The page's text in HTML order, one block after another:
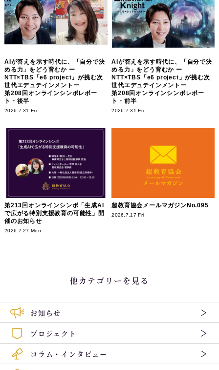
AIが答えを示す時代に、「自分で決
める力」をどう育むか ー
NTT×TBS「e6 project」が挑む次
世代エデュテインメントー
第208回オンラインシンポレポー
ト・後半
2026.7.31 Fri
AIが答えを示す時代に、「自分で決
める力」をどう育むか ー
NTT×TBS「e6 project」が挑む次
世代エデュテインメントー
第208回オンラインシンポレポー
ト・前半
2026.7.31 Fri
第213回オンラインシンポ「生成AI
で広がる特別支援教育の可能性」開
催のお知らせ
2026.7.27 Mon
超教育協会メールマガジンNo.095
2026.7.17 Fri
他カテゴリーを見る
お知らせ
プロジェクト
コラム・インタビュー